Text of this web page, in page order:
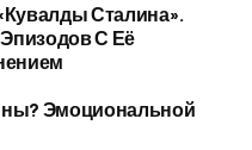
Сталина».
С Её
Эмоциональной